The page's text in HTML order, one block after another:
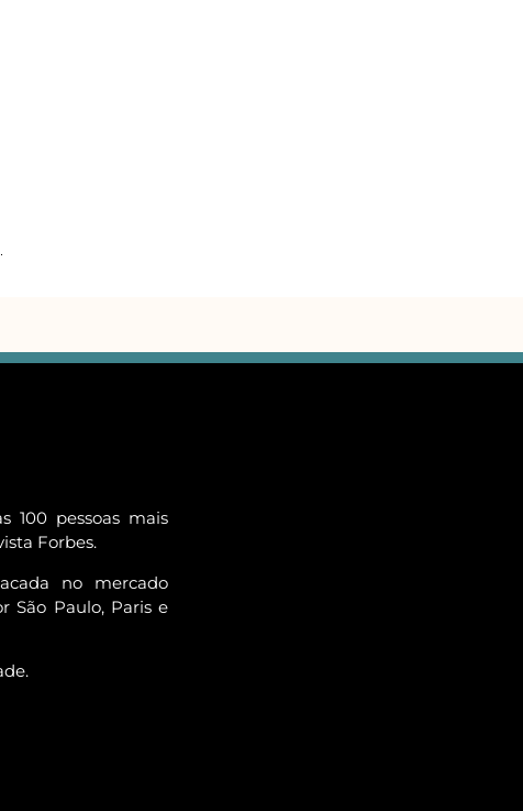
100 pessoas mais
Forbes.
no mercado
São Paulo, Paris e